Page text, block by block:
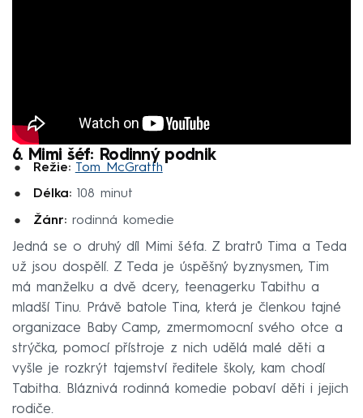
6. Mimi šéf: Rodinný podnik
Režie: Tom McGratth
Délka:108 minut
Žánr:rodinná komedie
Jedná se o druhý díl Mimi šéfa. Z bratrů Tima a Teda
už jsou dospělí. Z Teda je úspěšný byznysmen, Tim
má manželku a dvě dcery, teenagerku Tabithu a
mladší Tinu. Právě batole Tina, která je členkou tajné
organizace Baby Camp, zmermomocní svého otce a
strýčka, pomocí přístroje z nich udělá malé děti a
vyšle je rozkrýt tajemství ředitele školy, kam chodí
Tabitha. Bláznivá rodinná komedie pobaví děti i jejich
rodiče.